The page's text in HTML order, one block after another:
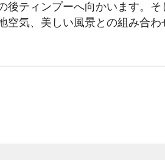
ティンプーへ向かいます。
気、美しい風景との組み合